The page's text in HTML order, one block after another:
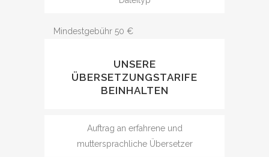
Mindestgebühr 50 €
UNSERE
ÜBERSETZUNGSTARIFE
BEINHALTEN
Auftrag an erfahrene und
muttersprachliche Übersetzer